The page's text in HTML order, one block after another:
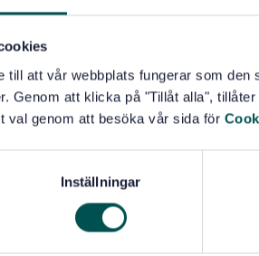
till att vår webbplats fungerar som
Genom att klicka på "Tillåt alla",
val genom att besöka vår sida för
Inställningar
represented in XMI to XSD
XML schemas;
constructs for the purpose
Schematron rules.
into XSD constructs that are not